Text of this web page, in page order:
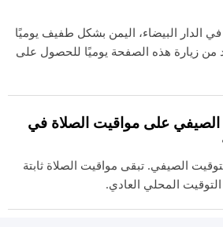
في الدار البيضاء، اليمن بشكل طفيف يوميًا
زيارة هذه الصفحة يوميًا للحصول على
على مواقيت الصلاة في
الصيفي. تبقى مواقيت الصلاة ثابتة
المحلي العادي.